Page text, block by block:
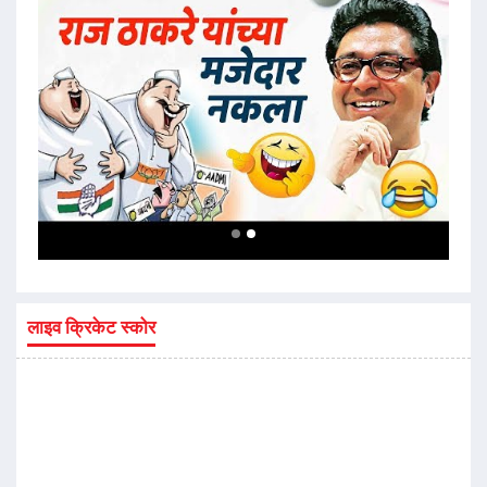
लाइव क्रिकेट स्कोर